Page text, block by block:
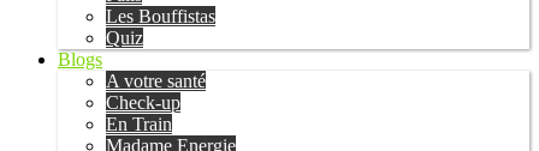
Les Bouffistas
Quiz
Blogs
A votre santé
Check-up
En Train
Madame Energie